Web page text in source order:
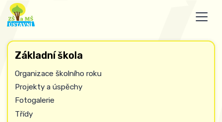
Základní škola
Organizace školního roku
Projekty a úspěchy
Fotogalerie
Třídy